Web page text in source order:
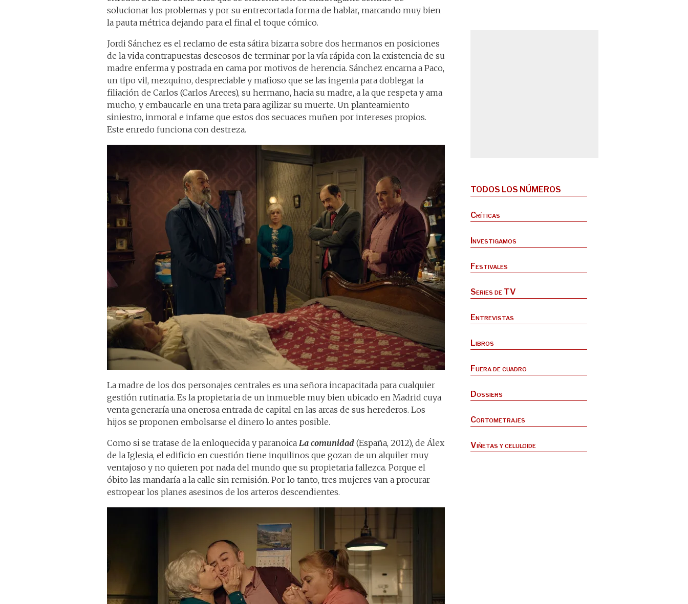
solucionar los problemas y por su entrecortada forma de hablar, marcando muy bien
la pauta métrica dejando para el final el toque cómico.
Jordi Sánchez es el reclamo de esta sátira bizarra sobre dos hermanos en posiciones
de la vida contrapuestas deseosos de terminar por la vía rápida con la existencia de su
madre enferma y postrada en cama por motivos de herencia. Sánchez encarna a Paco,
un tipo vil, mezquino, despreciable y mafioso que se las ingenia para doblegar la
filiación de Carlos (Carlos Areces), su hermano, hacia su madre, a la que respeta y ama
mucho, y embaucarle en una treta para agilizar su muerte. Un planteamiento
siniestro, inmoral e infame que estos dos secuaces muñen por intereses propios.
Este enredo funciona con destreza.
La madre de los dos personajes centrales es una señora incapacitada para cualquier
gestión rutinaria. Es la propietaria de un inmueble muy bien ubicado en Madrid cuya
venta generaría una onerosa entrada de capital en las arcas de sus herederos. Los
hijos se proponen embolsarse el dinero lo antes posible.
Como si se tratase de la enloquecida y paranoica La comunidad (España, 2012), de Álex
de la Iglesia, el edificio en cuestión tiene inquilinos que gozan de un alquiler muy
ventajoso y no quieren por nada del mundo que su propietaria fallezca. Porque el
óbito las mandaría a la calle sin remisión. Por lo tanto, tres mujeres van a procurar
estropear los planes asesinos de los arteros descendientes.
TODOS LOS NÚMEROS
Críticas
Investigamos
Festivales
Series de TV
Entrevistas
Libros
Fuera de cuadro
Dossiers
Cortometrajes
Viñetas y celuloide